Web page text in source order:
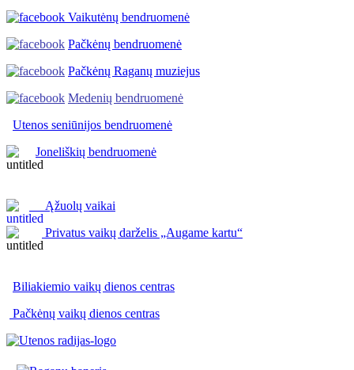
Vaikutėnų bendruomenė
Pačkėnų bendruomenė
Pačkėnų Raganų muziejus
Medenių bendruomenė
Utenos seniūnijos bendruomenė
Joneliškių bendruomenė
Ąžuolų vaikai
Privatus vaikų darželis „Augame kartu“
Biliakiemio vaikų dienos centras
Pačkėnų vaikų dienos centras